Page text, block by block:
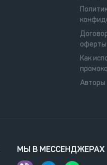
оферты
Как
Авторы
МЫ В МЕССЕНДЖЕРАХ